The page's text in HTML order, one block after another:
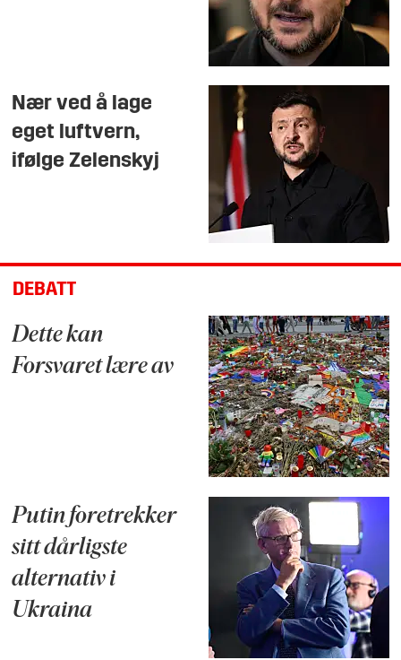
Nær ved å lage
eget luftvern,
ifølge Zelenskyj
DEBATT
Dette kan
Forsvaret lære av
Putin foretrekker
sitt dårligste
alternativ i
Ukraina